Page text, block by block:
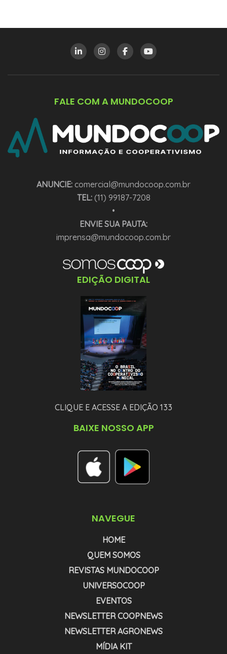
FALE COM A MUNDOCOOP
ANUNCIE: comercial@mundocoop.com.br
TEL:(11) 99187-7208
•
ENVIE SUA PAUTA:
imprensa@mundocoop.com.br
EDIÇÃO DIGITAL
CLIQUE E ACESSE A EDIÇÃO 133
BAIXE NOSSO APP
NAVEGUE
HOME
QUEM SOMOS
REVISTAS MUNDOCOOP
UNIVERSOCOOP
EVENTOS
NEWSLETTER COOPNEWS
NEWSLETTER AGRONEWS
MÍDIA KIT